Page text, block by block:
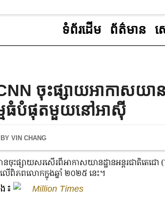
ទំព័រដើម ព័ត៌មាន ស
ចុះ​ផ្សាយ​អាកាសយានដ្
ម​ធំ​បំផុត​មួយ​នៅ​អាស៊ី​
BY VIN CHANG
ន​ចុះ​ផ្សាយ​សរសើរ​ពី​អាកាសយានដ្ឋាន​អន្តរជាតិតេជ
លើ​ពិភព​លោក​ក្នុង​ឆ្នាំ​ ២០២៥​ នេះ​។
៖ Million Times